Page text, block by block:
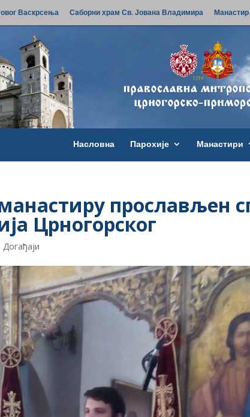
Васкрсења Саборни храм Св. Јована Владимира Манастир
Насловна Парохије Манастири
прослављен
Црногорског
Догађаји